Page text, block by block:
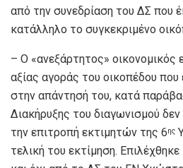
από την συνεδρίαση του ΔΣ που
κατάλληλο το συγκεκριμένο
– Ο «ανεξάρτητος» οικονομικός
αξίας αγοράς του οικοπέδου που
στην απάντησή του, κατά
Διακήρυξης του διαγωνισμού
την επιτροπή εκτιμητών της 6ης
τελική του εκτίμηση.